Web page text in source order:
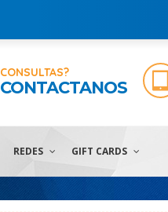
CONSULTAS?
CONTACTANOS
REDES GIFT CARDS